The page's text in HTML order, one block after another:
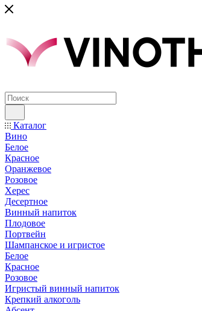
Каталог
Вино
Белое
Красное
Оранжевое
Розовое
Херес
Десертное
Винный напиток
Плодовое
Портвейн
Шампанское и игристое
Белое
Красное
Розовое
Игристый винный напиток
Крепкий алкоголь